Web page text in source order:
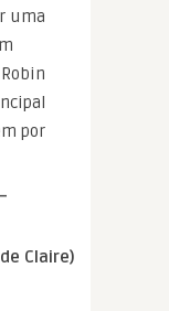
uma
por
de Claire)